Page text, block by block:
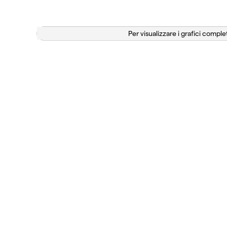
Per visualizzare i grafici